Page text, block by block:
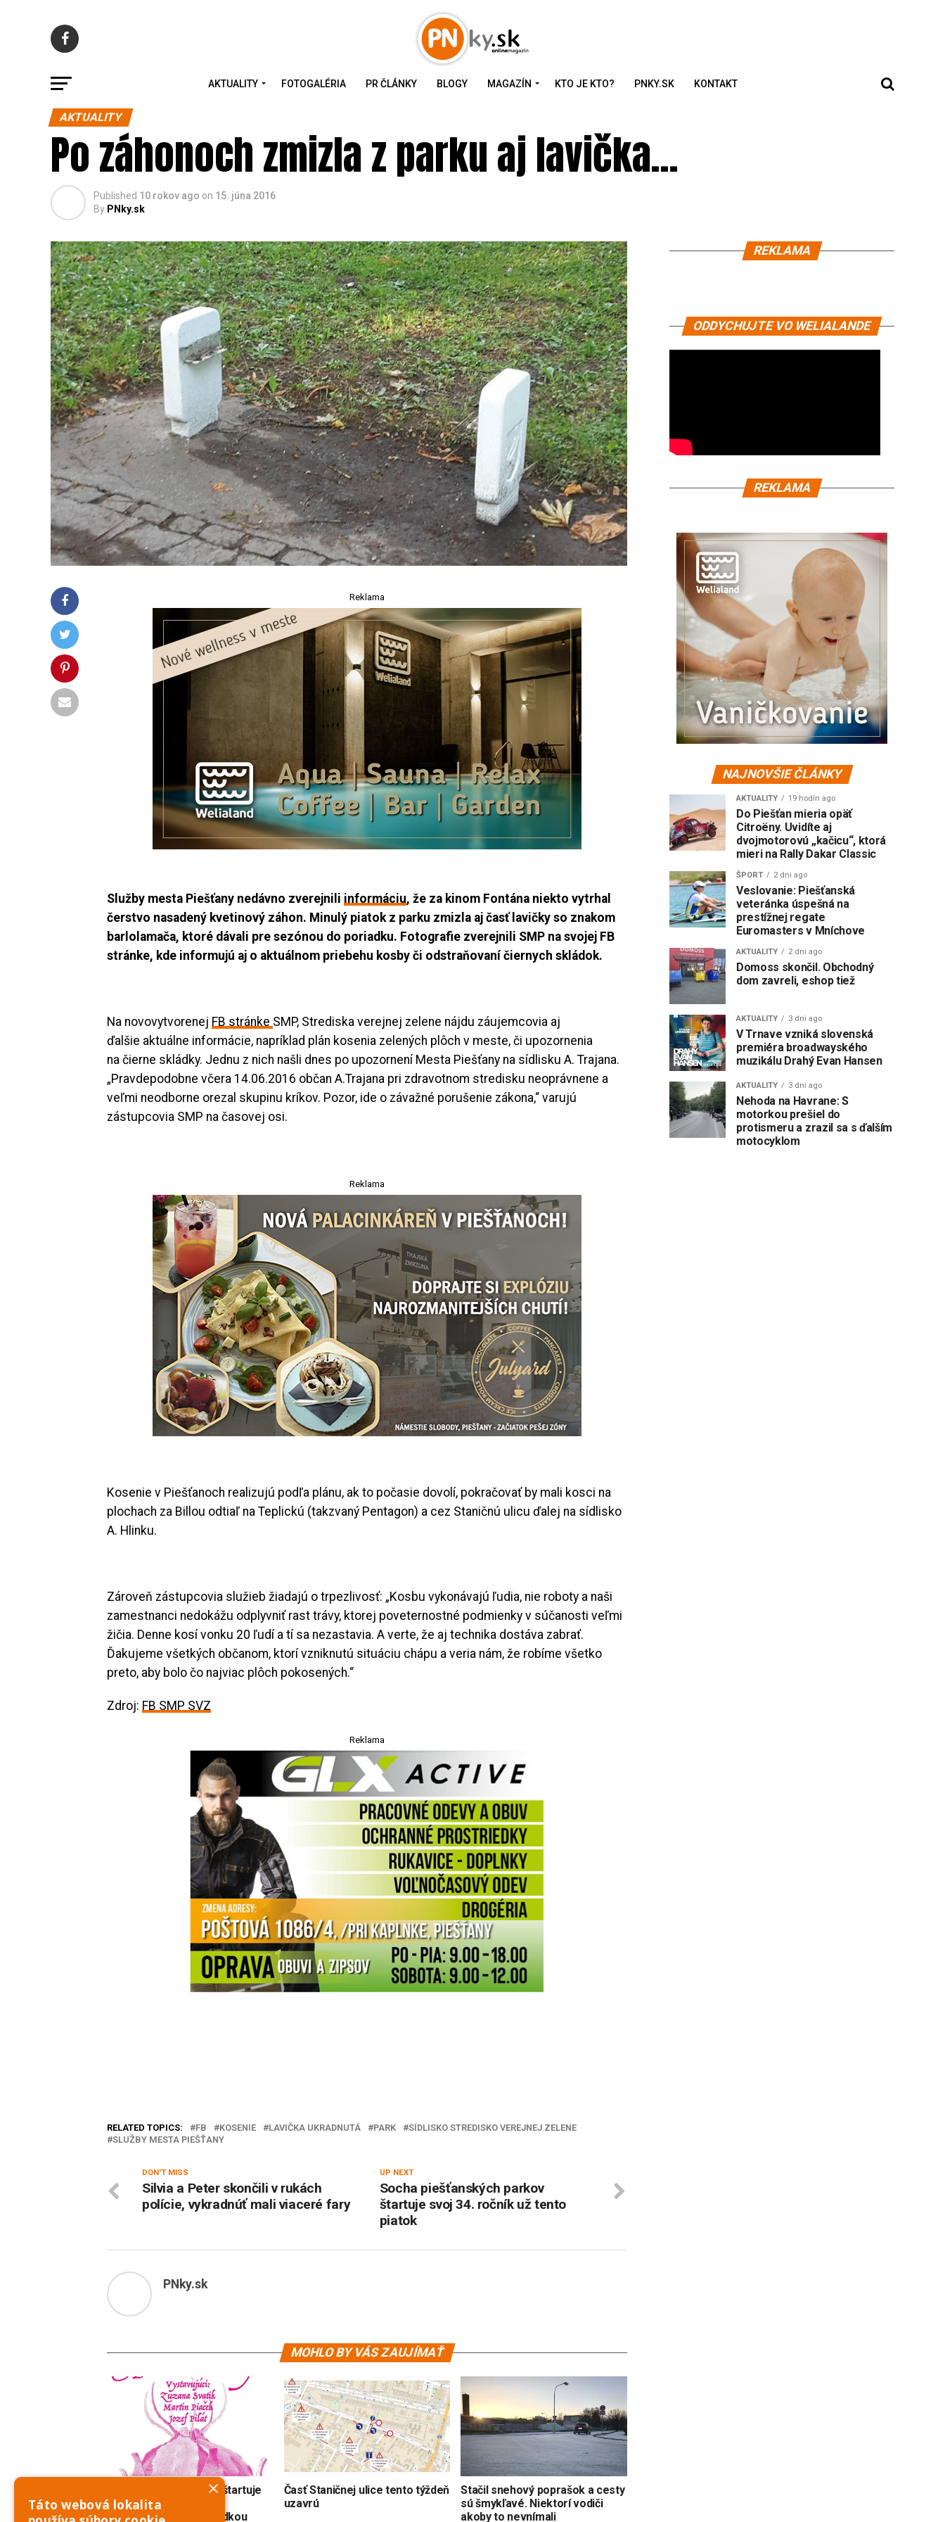
AKTUALITY FOTOGALÉRIA PR ČLÁNKY BLOGY MAGAZÍN KTO JE KTO? PNKY.SK KONTAKT
AKTUALITY
Po záhonoch zmizla z parku aj lavička…
Published 10 rokov ago on 15. júna 2016
By PNky.sk
Reklama
Služby mesta Piešťany nedávno zverejnili informáciu, že za kinom Fontána niekto vytrhal
čerstvo nasadený kvetinový záhon. Minulý piatok z parku zmizla aj časť lavičky so znakom
barlolamača, ktoré dávali pre sezónou do poriadku. Fotografie zverejnili SMP na svojej FB
stránke, kde informujú aj o aktuálnom priebehu kosby či odstraňovaní čiernych skládok.
Na novovytvorenej FB stránke SMP, Strediska verejnej zelene nájdu záujemcovia aj
ďalšie aktuálne informácie, napríklad plán kosenia zelených plôch v meste, či upozornenia
na čierne skládky. Jednu z nich našli dnes po upozornení Mesta Piešťany na sídlisku A. Trajana.
„Pravdepodobne včera 14.06.2016 občan A.Trajana pri zdravotnom stredisku neoprávnene a
veľmi neodborne orezal skupinu kríkov. Pozor, ide o závažné porušenie zákona,“ varujú
zástupcovia SMP na časovej osi.
Reklama
Kosenie v Piešťanoch realizujú podľa plánu, ak to počasie dovolí, pokračovať by mali kosci na
plochach za Billou odtiaľ na Teplickú (takzvaný Pentagon) a cez Staničnú ulicu ďalej na sídlisko
A. Hlinku.
Zároveň zástupcovia služieb žiadajú o trpezlivosť: „Kosbu vykonávajú ľudia, nie roboty a naši
zamestnanci nedokážu odplyvniť rast trávy, ktorej poveternostné podmienky v súčanosti veľmi
žičia. Denne kosí vonku 20 ľudí a tí sa nezastavia. A verte, že aj technika dostáva zabrať.
Ďakujeme všetkých občanom, ktorí vzniknutú situáciu chápu a veria nám, že robíme všetko
preto, aby bolo čo najviac plôch pokosených.“
Zdroj: FB SMP SVZ
Reklama
RELATED TOPICS: FB KOSENIE LAVIČKA UKRADNUTÁ PARK
SÍDLISKO STREDISKO VEREJNEJ ZELENE
SLUŽBY MESTA PIEŠŤANY
UP NEXT
Socha piešťanských parkov
štartuje svoj 34. ročník už tento
piatok
DON'T MISS
Silvia a Peter skončili v rukách
polície, vykradnúť mali viaceré fary
PNky.sk
MOHLO BY VÁS ZAUJÍMAŤ
Artrooms Moravany 7 štartuje
dnes vernisážou a
komentovanou prehliadkou
Časť Staničnej ulice tento týždeň
uzavrú
Stačil snehový poprašok a cesty
sú šmykľavé. Niektorí vodiči
akoby to nevnímali
REKLAMA
ODDYCHUJTE VO WELIALANDE
REKLAMA
NAJNOVŠIE ČLÁNKY
AKTUALITY 19 hodín ago
Do Piešťan mieria opäť
Citroëny. Uvidíte aj
dvojmotorovú „kačicu“, ktorá
mieri na Rally Dakar Classic
ŠPORT 2 dni ago
Veslovanie: Piešťanská
veteránka úspešná na
prestížnej regate
Euromasters v Mníchove
AKTUALITY 2 dni ago
Domoss skončil. Obchodný
dom zavreli, eshop tiež
AKTUALITY 3 dni ago
V Trnave vzniká slovenská
premiéra broadwayského
muzikálu Drahý Evan Hansen
AKTUALITY 3 dni ago
Nehoda na Havrane: S
motorkou prešiel do
protismeru a zrazil sa s ďalším
motocyklom
×
Táto webová lokalita